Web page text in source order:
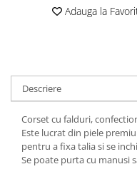
Adauga la
Descriere
Corset cu falduri,
Este lucrat din piele
pentru a fixa talia si se
Se poate purta cu manusi